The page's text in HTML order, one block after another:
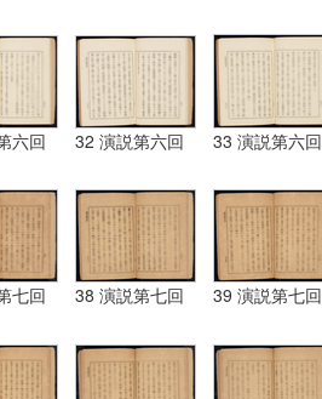
六回 32 演説第六回 33 演説第六回
七回 38 演説第七回 39 演説第七回